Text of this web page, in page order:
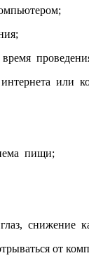
или
пищи;
снижение
от